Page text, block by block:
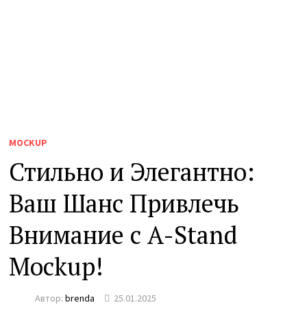
MOCKUP
Стильно и Элегантно:
Ваш Шанс Привлечь
Внимание с A-Stand
Mockup!
Автор:brenda 25.01.2025